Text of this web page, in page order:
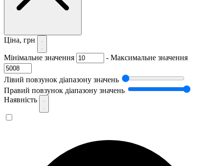
Ціна, грн
Мінімальне значення - Максимальне значення
Лівий повзунок діапазону значень
Правий повзунок діапазону значень
Наявність